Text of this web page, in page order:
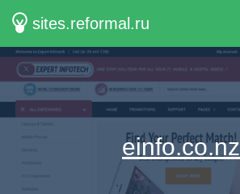
sites.reformal.ru
einfo.co.nz